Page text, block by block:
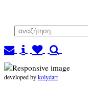
developed bykolydart